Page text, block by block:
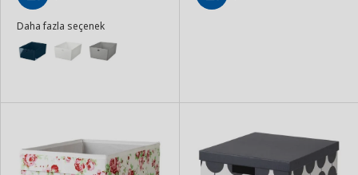
Ekle
Daha fazla seçenek